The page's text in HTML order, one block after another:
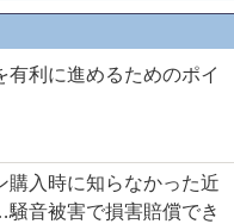
有利に進めるためのポイ
購入時に知らなかった近
音被害で損害賠償でき